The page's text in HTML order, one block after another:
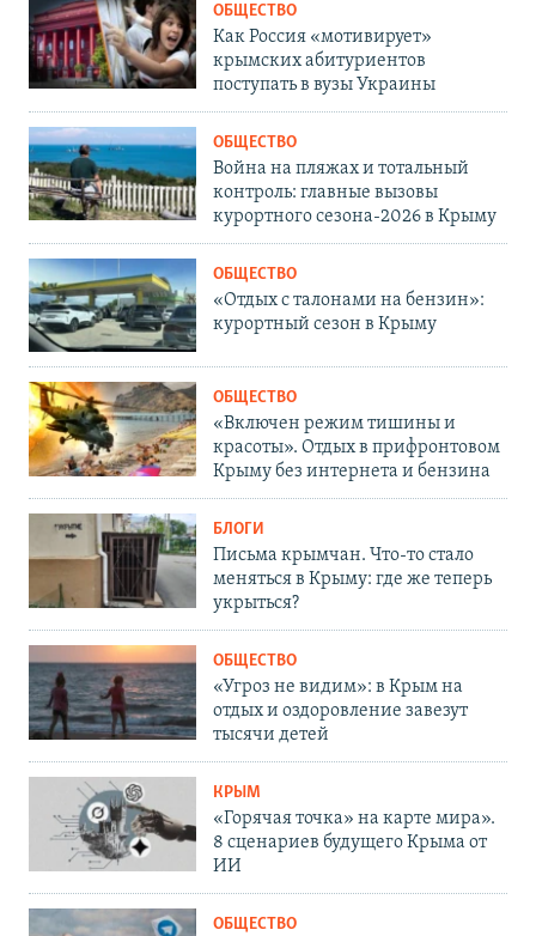
ОБЩЕСТВО
Как Россия «мотивирует»
крымских абитуриентов
поступать в вузы Украины
ОБЩЕСТВО
Война на пляжах и тотальный
контроль: главные вызовы
курортного сезона-2026 в Крыму
ОБЩЕСТВО
«Отдых с талонами на бензин»:
курортный сезон в Крыму
ОБЩЕСТВО
«Включен режим тишины и
красоты». Отдых в прифронтовом
Крыму без интернета и бензина
БЛОГИ
Письма крымчан. Что-то стало
меняться в Крыму: где же теперь
укрыться?
ОБЩЕСТВО
«Угроз не видим»: в Крым на
отдых и оздоровление завезут
тысячи детей
КРЫМ
«Горячая точка» на карте мира».
8 сценариев будущего Крыма от
ИИ
ОБЩЕСТВО